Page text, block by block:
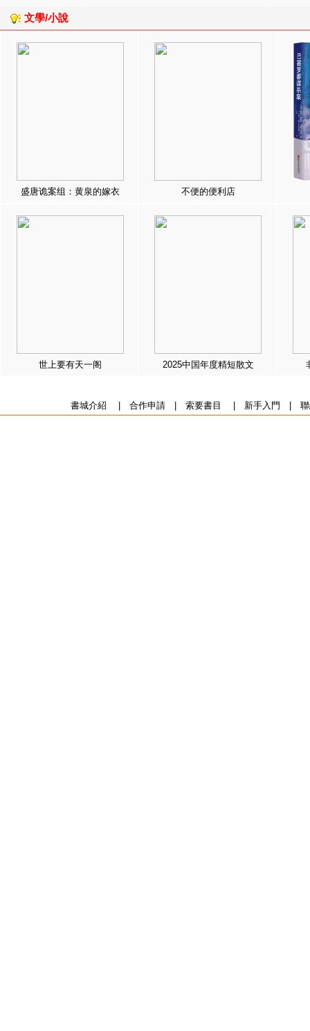
文學/小說
盛唐诡案组：黄泉的嫁衣 不便的便利店
世上要有天一阁 2025中国年度精短散文
書城介紹 合作申請| 索要書目 新手入門